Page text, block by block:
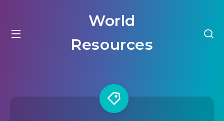
World
Resources